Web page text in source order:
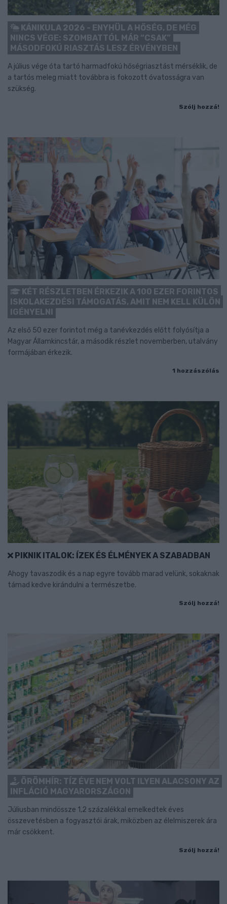
KÁNIKULA 2026 - ENYHÜL A HŐSÉG, DE MÉG
NINCS VÉGE: SZOMBATTÓL MÁR “CSAK”
MÁSODFOKÚ RIASZTÁS LESZ ÉRVÉNYBEN
A július vége óta tartó harmadfokú hőségriasztást mérséklik, de
a tartós meleg miatt továbbra is fokozott óvatosságra van
szükség.
Szólj hozzá!
KÉT RÉSZLETBEN ÉRKEZIK A 100 EZER FORINTOS
ISKOLAKEZDÉSI TÁMOGATÁS, AMIT NEM KELL KÜLÖN
IGÉNYELNI
Az első 50 ezer forintot még a tanévkezdés előtt folyósítja a
Magyar Államkincstár, a második részlet novemberben, utalvány
formájában érkezik.
1 hozzászólás
PIKNIK ITALOK: ÍZEK ÉS ÉLMÉNYEK A SZABADBAN
Ahogy tavaszodik és a nap egyre tovább marad velünk, sokaknak
támad kedve kirándulni a természetbe.
Szólj hozzá!
ÖRÖMHÍR: TÍZ ÉVE NEM VOLT ILYEN ALACSONY AZ
INFLÁCIÓ MAGYARORSZÁGON
Júliusban mindössze 1,2 százalékkal emelkedtek éves
összevetésben a fogyasztói árak, miközben az élelmiszerek ára
már csökkent.
Szólj hozzá!